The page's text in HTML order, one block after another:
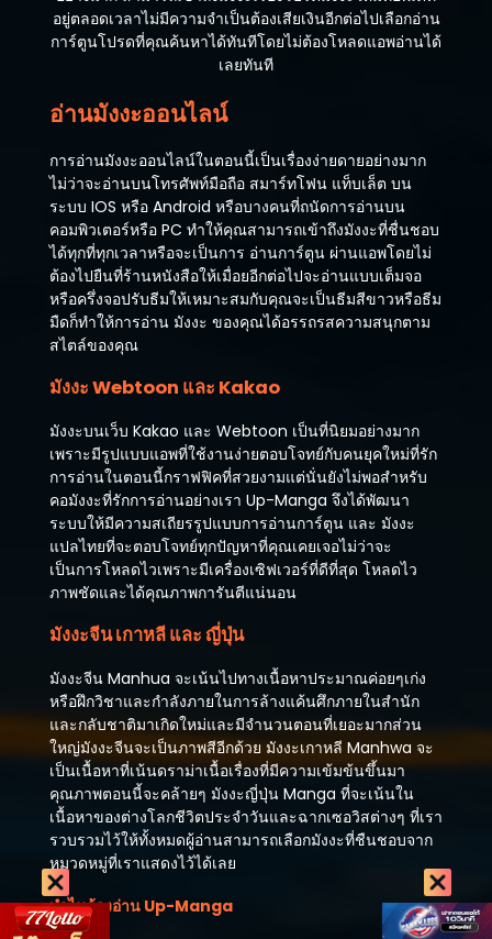
อยู่ตลอดเวลาไม่มีความจำเป็นต้องเสียเงินอีกต่อไปเลือกอ่าน
การ์ตูนโปรดที่คุณค้นหาได้ทันทีโดยไม่ต้องโหลดแอพอ่านได้
เลยทันที
อ่านมังงะออนไลน์
การอ่านมังงะออนไลน์ในตอนนี้เป็นเรื่องง่ายดายอย่างมาก
ไม่ว่าจะอ่านบนโทรศัพท์มือถือ สมาร์ทโฟน แท็บเล็ต บน
ระบบ IOS หรือ Android หรือบางคนที่ถนัดการอ่านบน
คอมพิวเตอร์หรือ PC ทำให้คุณสามารถเข้าถึงมังงะที่ชื่นชอบ
ได้ทุกที่ทุกเวลาหรือจะเป็นการ อ่านการ์ตูน ผ่านแอพโดยไม่
ต้องไปยืนที่ร้านหนังสือให้เมื่อยอีกต่อไปจะอ่านแบบเต็มจอ
หรือครึ่งจอปรับธีมให้เหมาะสมกับคุณจะเป็นธีมสีขาวหรือธีม
มืดก็ทำให้การอ่าน มังงะ ของคุณได้อรรถรสความสนุกตาม
สไตล์ของคุณ
มังงะ Webtoon และ Kakao
มังงะบนเว็บ Kakao และ Webtoon เป็นที่นิยมอย่างมาก
เพราะมีรูปแบบแอพที่ใช้งานง่ายตอบโจทย์กับคนยุคใหม่ที่รัก
การอ่านในตอนนี้กราฟฟิคที่สวยงามแต่นั่นยังไม่พอสำหรับ
คอมังงะที่รักการอ่านอย่างเรา Up-Manga จึงได้พัฒนา
ระบบให้มีความสเถียรรูปแบบการอ่านการ์ตูน และ มังงะ
แปลไทยที่จะตอบโจทย์ทุกปัญหาที่คุณเคยเจอไม่ว่าจะ
เป็นการโหลดไวเพราะมีเครื่องเซิฟเวอร์ที่ดีที่สุด โหลดไว
ภาพชัดและได้คุณภาพการันตีแน่นอน
มังงะจีน เกาหลี และ ญี่ปุ่น
มังงะจีน Manhua จะเน้นไปทางเนื้อหาประมาณค่อยๆเก่ง
หรือฝึกวิชาและกำลังภายในการล้างแค้นศึกภายในสำนัก
และกลับชาติมาเกิดใหม่และมีจำนวนตอนที่เยอะมากส่วน
ใหญ่มังงะจีนจะเป็นภาพสีอีกด้วย มังงะเกาหลี Manhwa จะ
เป็นเนื้อหาที่เน้นดราม่าเนื้อเรื่องที่มีความเข้มข้นขึ้นมา
คุณภาพตอนนี้จะคล้ายๆ มังงะญี่ปุ่น Manga ที่จะเน้นใน
เนื้อหาของต่างโลกชีวิตประจำวันและฉากเซอวิสต่างๆ ที่เรา
รวบรวมไว้ให้ทั้งหมดผู้อ่านสามารถเลือกมังงะที่ชืนชอบจาก
หมวดหมู่ที่เราแสดงไว้ได้เลย
ทำไมต้องอ่าน Up-Manga